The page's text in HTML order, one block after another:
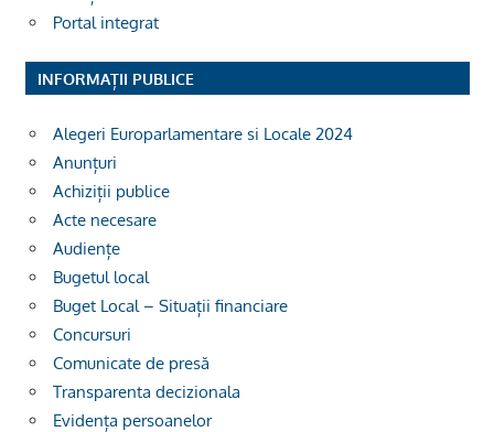
Portal integrat
INFORMAȚII PUBLICE
Alegeri Europarlamentare si Locale 2024
Anunțuri
Achiziții publice
Acte necesare
Audiențe
Bugetul local
Buget Local – Situații financiare
Concursuri
Comunicate de presă
Transparenta decizionala
Evidența persoanelor